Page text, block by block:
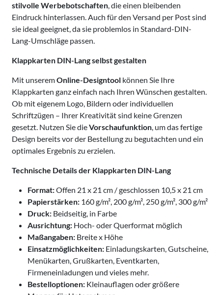
stilvolle Werbebotschaften, die einen bleibenden
Eindruck hinterlassen. Auch für den Versand per Post sind
sie ideal geeignet, da sie problemlos in Standard-DIN-
Lang-Umschläge passen.
Klappkarten DIN-Lang selbst gestalten
Mit unseremOnline-Designtool können Sie Ihre
Klappkarten ganz einfach nach Ihren Wünschen gestalten.
Ob mit eigenem Logo, Bildern oder individuellen
Schriftzügen – Ihrer Kreativität sind keine Grenzen
gesetzt. Nutzen Sie dieVorschaufunktion, um das fertige
Design bereits vor der Bestellung zu begutachten und ein
optimales Ergebnis zu erzielen.
Technische Details der Klappkarten DIN-Lang
Format:Offen 21 x 21 cm / geschlossen 10,5 x 21 cm
Papierstärken: 160 g/m², 200 g/m², 250 g/m², 300 g/m²
Druck: Beidseitig, in Farbe
Ausrichtung: Hoch- oder Querformat möglich
Maßangaben: Breite x Höhe
Einsatzmöglichkeiten: Einladungskarten, Gutscheine,
Menükarten, Grußkarten, Eventkarten,
Firmeneinladungen und vieles mehr.
Bestelloptionen: Kleinauflagen oder größere